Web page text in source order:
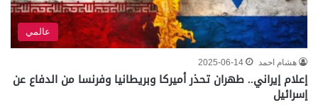
عالمي
هشام احمد 2025-06-14
إعلام إيراني.. طهران تحذر أميركا وبريطانيا وفرنسا من الدفاع عن
إسرائيل